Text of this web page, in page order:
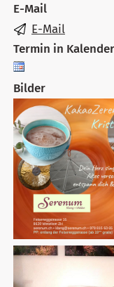
E-Mail
E-Mail
Termin in
Bilder